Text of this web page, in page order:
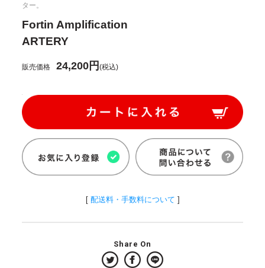
ター。
Fortin Amplification
ARTERY
販売価格 24,200円(税込)
[ 配送料・手数料について ]
Share On